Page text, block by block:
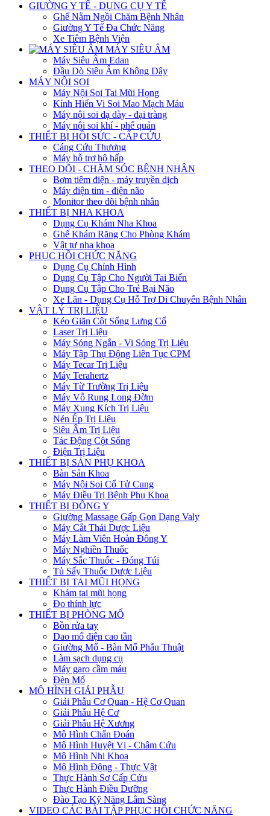
GIƯỜNG Y TẾ - DỤNG CỤ Y TẾ
Ghế Nằm Ngồi Chăm Bệnh Nhân
Giường Y Tế Đa Chức Năng
Xe Tiêm Bệnh Viện
MÁY SIÊU ÂM
Máy Siêu Âm Edan
Đầu Dò Siêu Âm Không Dây
MÁY NỘI SOI
Máy Nội Soi Tai Mũi Họng
Kính Hiển Vi Soi Mao Mạch Máu
Máy nội soi dạ dày - đại tràng
Máy nội soi khí - phế quản
THIẾT BỊ HỒI SỨC - CẤP CỨU
Cáng Cứu Thương
Máy hỗ trợ hô hấp
THEO DÕI - CHĂM SÓC BỆNH NHÂN
Bơm tiêm điện - máy truyền dịch
Máy điện tim - điện não
Monitor theo dõi bệnh nhân
THIẾT BỊ NHA KHOA
Dụng Cụ Khám Nha Khoa
Ghế Khám Răng Cho Phòng Khám
Vật tư nha khoa
PHỤC HỒI CHỨC NĂNG
Dụng Cụ Chỉnh Hình
Dụng Cụ Tập Cho Người Tai Biến
Dụng Cụ Tập Cho Trẻ Bại Não
Xe Lăn - Dụng Cụ Hỗ Trợ Di Chuyển Bệnh Nhân
VẬT LÝ TRỊ LIỆU
Kéo Giãn Cột Sống Lưng Cổ
Laser Trị Liệu
Máy Sóng Ngắn - Vi Sóng Trị Liệu
Máy Tập Thụ Động Liên Tục CPM
Máy Tecar Trị Liệu
Máy Terahertz
Máy Từ Trường Trị Liệu
Máy Vỗ Rung Long Đờm
Máy Xung Kích Trị Liệu
Nén Ép Trị Liệu
Siêu Âm Trị Liệu
Tác Động Cột Sống
Điện Trị Liệu
THIẾT BỊ SẢN PHỤ KHOA
Bàn Sản Khoa
Máy Nội Soi Cổ Tử Cung
Máy Điều Trị Bệnh Phụ Khoa
THIẾT BỊ ĐÔNG Y
Giường Massage Gấp Gọn Dạng Valy
Máy Cắt Thái Dược Liệu
Máy Làm Viên Hoàn Đông Y
Máy Nghiền Thuốc
Máy Sắc Thuốc - Đóng Túi
Tủ Sấy Thuốc Dược Liệu
THIẾT BỊ TAI MŨI HỌNG
Khám tai mũi họng
Đo thính lực
THIẾT BỊ PHÒNG MỔ
Bồn rửa tay
Dao mổ điện cao tần
Giường Mổ - Bàn Mổ Phẫu Thuật
Làm sạch dụng cụ
Máy garo cầm máu
Đèn Mổ
MÔ HÌNH GIẢI PHẪU
Giải Phẫu Cơ Quan - Hệ Cơ Quan
Giải Phẫu Hệ Cơ
Giải Phẫu Hệ Xương
Mô Hình Chẩn Đoán
Mô Hình Huyệt Vị - Châm Cứu
Mô Hình Nhi Khoa
Mô Hình Động - Thực Vật
Thực Hành Sơ Cấp Cứu
Thực Hành Điều Dưỡng
Đào Tạo Kỹ Năng Lâm Sàng
VIDEO CÁC BÀI TẬP PHỤC HỒI CHỨC NĂNG